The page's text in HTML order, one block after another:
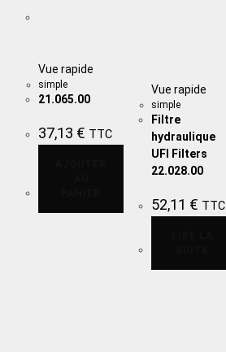
Vue rapide
simple
21.065.00
37,13 € TTC
Vue rapide
simple
Filtre
hydraulique
UFI Filters
22.028.00
52,11 € TTC